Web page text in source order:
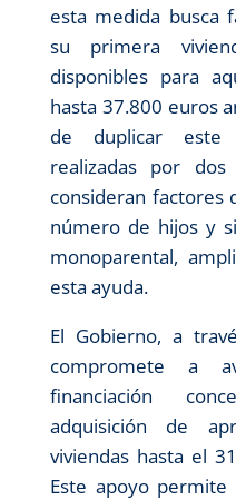
esta medida busca
su primera
disponibles para
hasta 37.800 euros
de duplicar este
realizadas por dos
consideran factores
número de hijos y
monoparental,
esta ayuda.
El Gobierno, a
compromete a
financiación
adquisición de
viviendas hasta el
Este apoyo permite